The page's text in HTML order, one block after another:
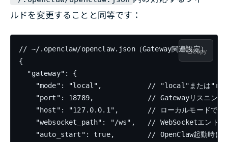
ルドを変更することと同等です：
// ~/.openclaw/openclaw.json（Gateway関連設定）
{
  "gateway": {
"mode": "local",           // "local"または
"port": 18789,             // Gatewayリスニング
"host": "127.0.0.1",       // ローカルモードでは
"websocket_path": "/ws",   // WebSocketエンドポ
"auto_start": true,        // OpenClaw起動時に
Copy